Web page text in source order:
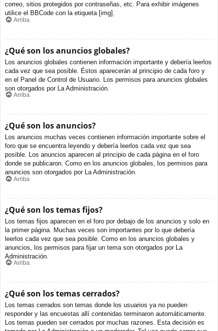
correo, sitios protegidos por contraseñas, etc. Para exhibir imágenes
utilice el BBCode con la etiqueta [img].
Arriba
¿Qué son los anuncios globales?
Los anuncios globales contienen información importante y debería leerlos
cada vez que sea posible. Éstos aparecerán al principio de cada foro y
en el Panel de Control de Usuario. Los permisos para anuncios globales
son otorgados por La Administración.
Arriba
¿Qué son los anuncios?
Los anuncios muchas veces contienen información importante sobre el
foro que se encuentra leyendo y debería leerlos cada vez que sea
posible. Los anuncios aparecen al principio de cada página en el foro
donde se publicaron. Como en los anuncios globales, los permisos para
anuncios son otorgados por La Administración.
Arriba
¿Qué son los temas fijos?
Los temas fijos aparecen en el foro por debajo de los anuncios y solo en
la primer página. Muchas veces son importantes por lo que debería
leerlos cada vez que sea posible. Como en los anuncios globales y
anuncios, los permisos para fijar un tema son otorgados por La
Administración.
Arriba
¿Qué son los temas cerrados?
Los temas cerrados son temas donde los usuarios ya no pueden
responder y las encuestas allí contenidas terminaron automáticamente.
Los temas pueden ser cerrados por muchas razones. Esta decisión es